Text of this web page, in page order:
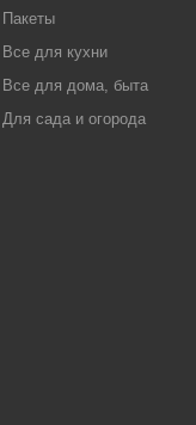
Пакеты
Все для кухни
Все для дома, быта
Для сада и огорода